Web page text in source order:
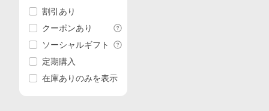
割引あり
クーポンあり
ソーシャルギフト
定期購入
在庫ありのみを表示